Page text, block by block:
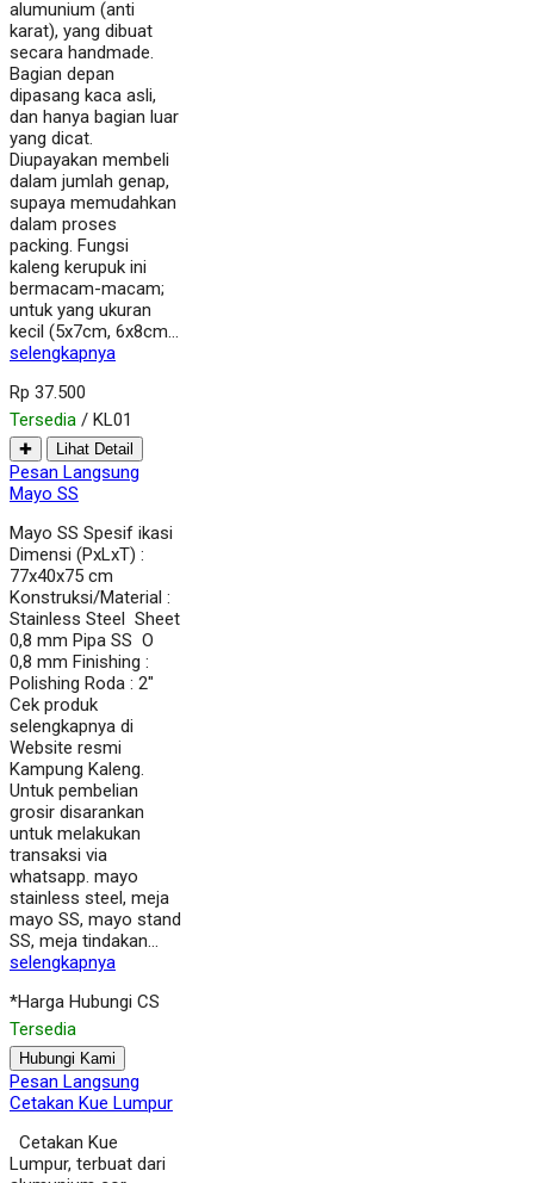
alumunium (anti
karat), yang dibuat
secara handmade.
Bagian depan
dipasang kaca asli,
dan hanya bagian luar
yang dicat.
Diupayakan membeli
dalam jumlah genap,
supaya memudahkan
dalam proses
packing. Fungsi
kaleng kerupuk ini
bermacam-macam;
untuk yang ukuran
kecil (5x7cm, 6x8cm…
selengkapnya
Rp 37.500
Tersedia / KL01
✚ Lihat Detail
Pesan Langsung
Mayo SS
Mayo SS Spesif ikasi
Dimensi (PxLxT) :
77x40x75 cm
Konstruksi/Material :
Stainless Steel Sheet
0,8 mm Pipa SS O
0,8 mm Finishing :
Polishing Roda : 2″
Cek produk
selengkapnya di
Website resmi
Kampung Kaleng.
Untuk pembelian
grosir disarankan
untuk melakukan
transaksi via
whatsapp. mayo
stainless steel, meja
mayo SS, mayo stand
SS, meja tindakan…
selengkapnya
*Harga Hubungi CS
Tersedia
Hubungi Kami
Pesan Langsung
Cetakan Kue Lumpur
Cetakan Kue
Lumpur, terbuat dari